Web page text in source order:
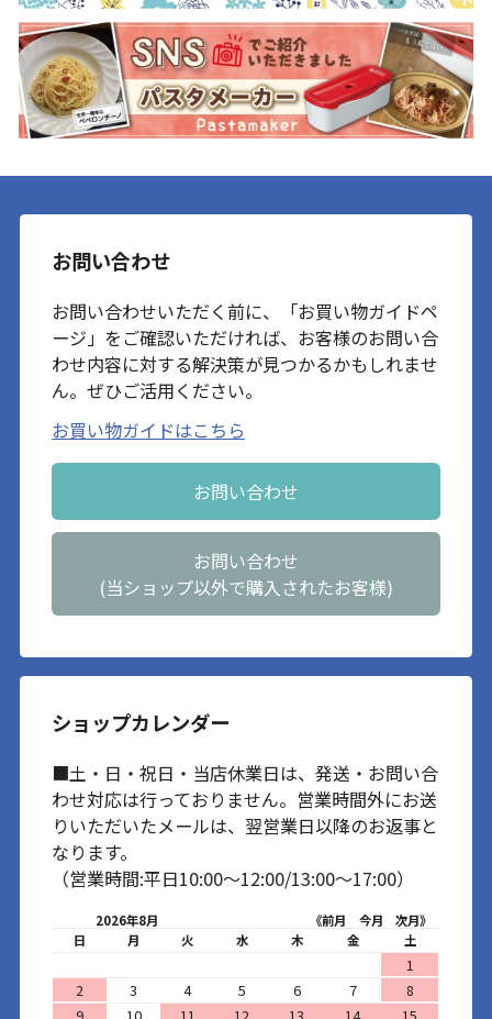
お問い合わせ
お問い合わせいただく前に、「お買い物ガイドペ
ージ」をご確認いただければ、お客様のお問い合
わせ内容に対する解決策が見つかるかもしれませ
ん。ぜひご活用ください。
お買い物ガイドはこちら
お問い合わせ
お問い合わせ
(当ショップ以外で購入されたお客様)
ショップカレンダー
■土・日・祝日・当店休業日は、発送・お問い合
わせ対応は行っておりません。営業時間外にお送
りいただいたメールは、翌営業日以降のお返事と
なります。
（営業時間:平日10:00～12:00/13:00～17:00）
2026年8月 《前月 今月
次月》
日
月 火 水 木 金 土
1
2
3 4 5 6 7
8